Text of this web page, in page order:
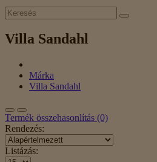
Villa Sandahl
Márka
Villa Sandahl
Termék összehasonlítás (0)
Rendezés:
Listázás: